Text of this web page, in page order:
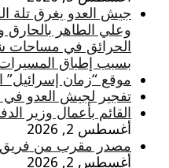
جيش العدو يغرق تلة
وعلي الطاهر بالحارق
الحرائق في مساحات
بسبب إطباق
موقع “زمان إسرائيل”
تفجير لجيش العدو في
القائم بأعمال وزير
أغسطس 2, 2026
مصدر مقرب من فريق
أغسطس 2, 2026